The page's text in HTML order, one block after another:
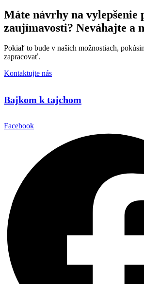
Máte návrhy na vylepšenie
zaujímavosti? Neváhajte a
Pokiaľ to bude v našich možnostiach,
zapracovať.
Kontaktujte nás
Bajkom k tajchom
Facebook